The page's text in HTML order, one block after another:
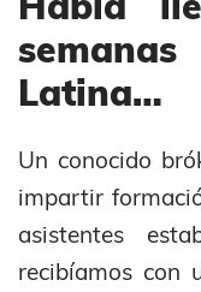
Latina…
Un conocido
impartir
asistentes
recibíamos con